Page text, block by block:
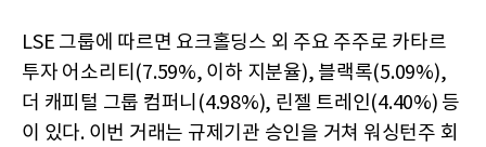
LSE 그룹에 따르면 요크홀딩스 외 주요 주주로 카타르
투자 어소리티(7.59%, 이하 지분율), 블랙록(5.09%),
더 캐피털 그룹 컴퍼니(4.98%), 린젤 트레인(4.40%) 등
이 있다. 이번 거래는 규제기관 승인을 거쳐 워싱턴주 회